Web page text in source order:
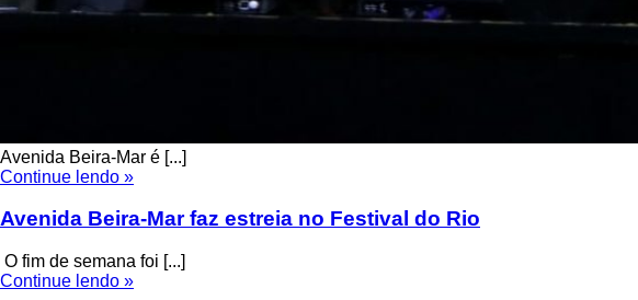
Avenida Beira-Mar é [...]
Continue lendo »
Avenida Beira-Mar faz estreia no Festival do Rio
O fim de semana foi [...]
Continue lendo »